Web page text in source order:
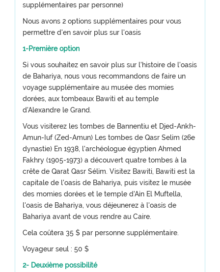
supplémentaires par personne)
Nous avons 2 options supplémentaires pour vous
permettre d'en savoir plus sur l'oasis
1-Première option
Si vous souhaitez en savoir plus sur l'histoire de l'oasis
de Bahariya, nous vous recommandons de faire un
voyage supplémentaire au musée des momies
dorées, aux tombeaux Bawiti et au temple
d'Alexandre le Grand.
Vous visiterez les tombes de Bannentiu et Djed-Ankh-
Amun-Iuf (Zed-Amun) Les tombes de Qasr Selim (26e
dynastie) En 1938, l'archéologue égyptien Ahmed
Fakhry (1905-1973) a découvert quatre tombes à la
crête de Qarat Qasr Sélim. Visitez Bawiti, Bawiti est la
capitale de l'oasis de Bahariya, puis visitez le musée
des momies dorées et le temple d'Ain El Muftella,
l'oasis de Bahariya, vous déjeunerez à l'oasis de
Bahariya avant de vous rendre au Caire.
Cela coûtera 35 $ par personne supplémentaire.
Voyageur seul : 50 $
2- Deuxième possibilité